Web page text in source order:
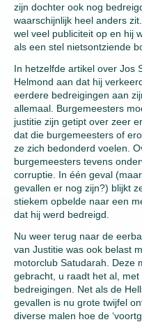
zijn dochter ook nog
waarschijnlijk heel anders
wel veel publiciteit op en hij
als een stel nietsontziende
In hetzelfde artikel over Jos
Helmond aan dat hij
eerdere bedreigingen aan
allemaal. Burgemeesters
justitie zijn getipt over zeer
dat die burgemeesters of
ze zich bedonderd voelen.
burgemeesters tevens
corruptie. In één geval
gevallen er nog zijn?) blijkt
stiekem opbelde naar een
dat hij werd bedreigd.
Nu weer terug naar de
van Justitie was ook belast
motorclub Satudarah. Deze
gebracht, u raadt het al,
bedreigingen. Net als de
gevallen is nu grote twijfel
diverse malen hoe de